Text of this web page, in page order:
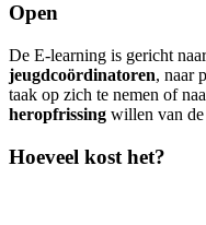
Open
De E-learning is gericht naar
jeugdcoördinatoren, naar
taak op zich te nemen of
heropfrissing willen van
Hoeveel kost het?